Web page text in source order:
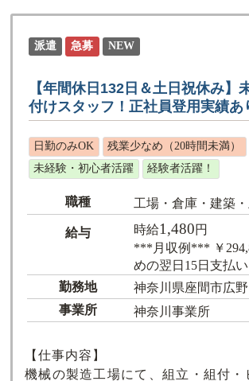
派遣 急募 NEW
【年間休日132日＆土日祝休み
付けスタッフ！正社員登用実績あ
日勤のみOK 残業少なめ（20時間未満）
未経験・初心者活躍
経験者活躍！
職種 工場・倉庫・建築
給与 時給1,480円
***月収例*** ￥
めの翌日15日支払
勤務地
神奈川県座間市広野
事業所
神奈川事業所
【仕事内容】
機械の製造工場にて、組立・組付・